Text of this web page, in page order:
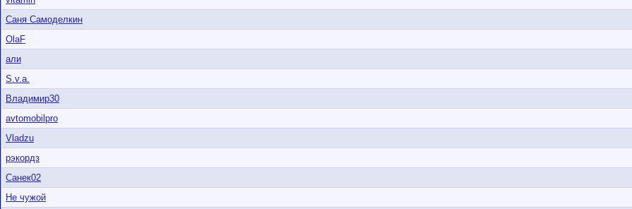
Саня Самоделкин
OlaF
али
S.v.a.
Владимир30
avtomobilpro
Vladzu
рэкордз
Санек02
Не чужой